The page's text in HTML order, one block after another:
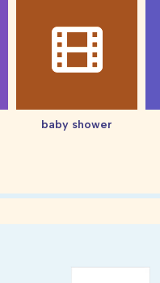
baby shower